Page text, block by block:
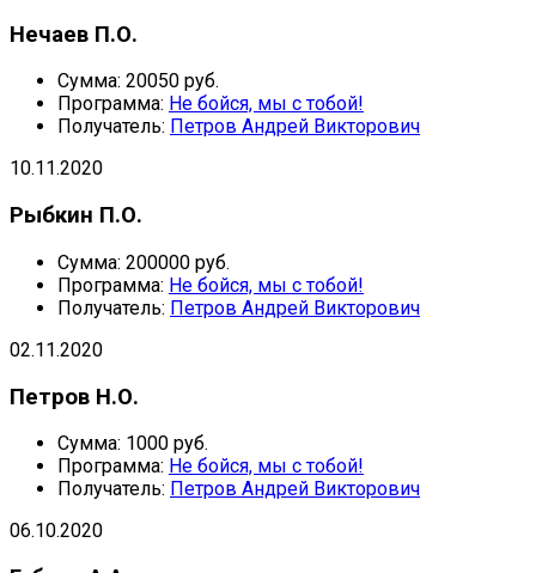
Нечаев П.О.
Сумма: 20050 руб.
Программа: Не бойся, мы с тобой!
Получатель: Петров Андрей Викторович
10.11.2020
Рыбкин П.О.
Сумма: 200000 руб.
Программа: Не бойся, мы с тобой!
Получатель: Петров Андрей Викторович
02.11.2020
Петров Н.О.
Сумма: 1000 руб.
Программа: Не бойся, мы с тобой!
Получатель: Петров Андрей Викторович
06.10.2020